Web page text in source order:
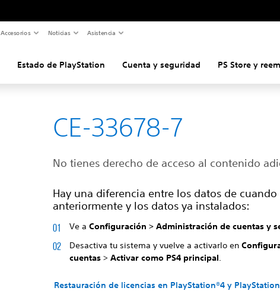
Accesorios Noticias Asistencia
Estado de PlayStation Cuenta y seguridad PS Store y
CE-33678-7
No tienes derecho de acceso al contenido
Hay una diferencia entre los datos de
anteriormente y los datos ya instalados:
Ve aConfiguración >Administración de cuentas y
Desactiva tu sistema y vuelve a activarlo en
cuentas >Activar como PS4 principal
Restauración de licencias en PlayStation®4 y